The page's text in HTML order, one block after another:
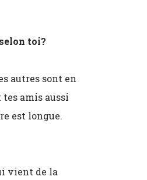
toi?
autres sont en
amis aussi
est longue.
vient de la